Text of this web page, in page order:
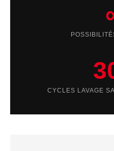
CYCLES LAVAGE